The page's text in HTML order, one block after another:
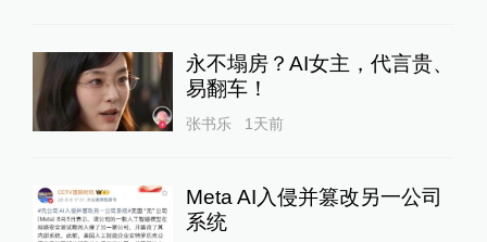
永不塌房？AI女主，代言贵、
易翻车！
张书乐 1天前
Meta AI入侵并篡改另一公司
系统